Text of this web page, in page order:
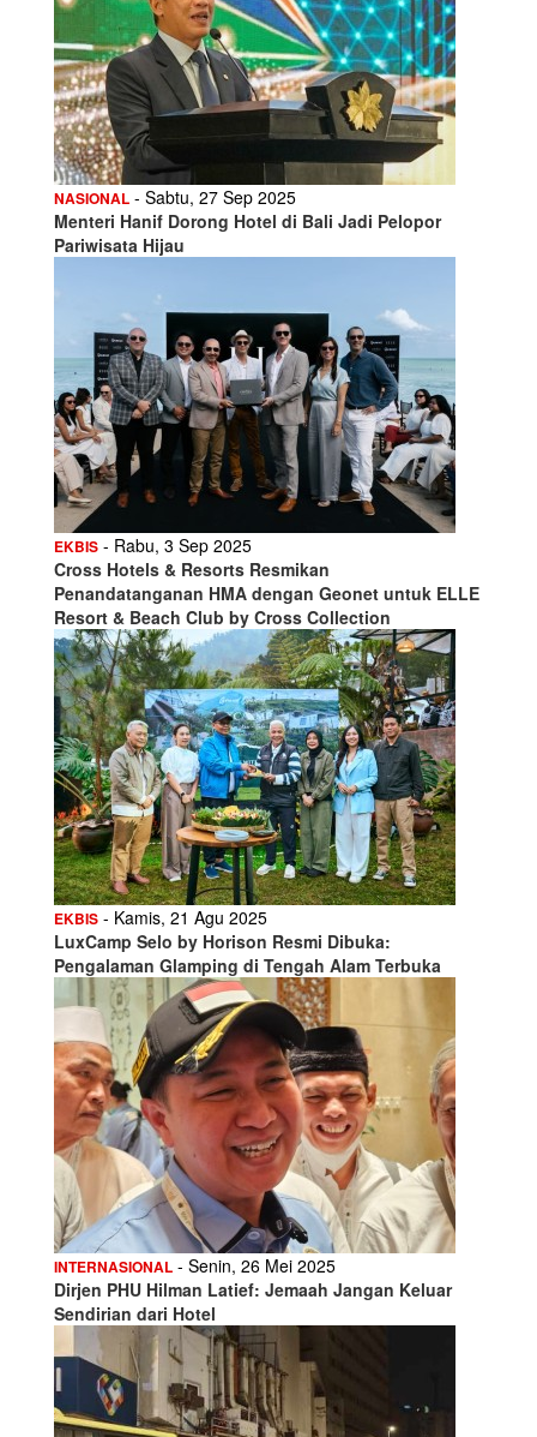
NASIONAL - Sabtu, 27 Sep 2025
Menteri Hanif Dorong Hotel di Bali Jadi Pelopor
Pariwisata Hijau
EKBIS - Rabu, 3 Sep 2025
Cross Hotels & Resorts Resmikan
Penandatanganan HMA dengan Geonet untuk ELLE
Resort & Beach Club by Cross Collection
EKBIS - Kamis, 21 Agu 2025
LuxCamp Selo by Horison Resmi Dibuka:
Pengalaman Glamping di Tengah Alam Terbuka
INTERNASIONAL - Senin, 26 Mei 2025
Dirjen PHU Hilman Latief: Jemaah Jangan Keluar
Sendirian dari Hotel